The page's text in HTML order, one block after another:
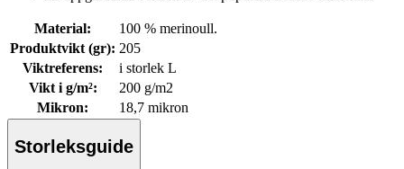
Material:
100 % merinoull.
Produktvikt (gr): 205
Viktreferens:
i storlek L
Vikt i g/m²:
200 g/m2
Mikron: 18,7 mikron
Storleksguide